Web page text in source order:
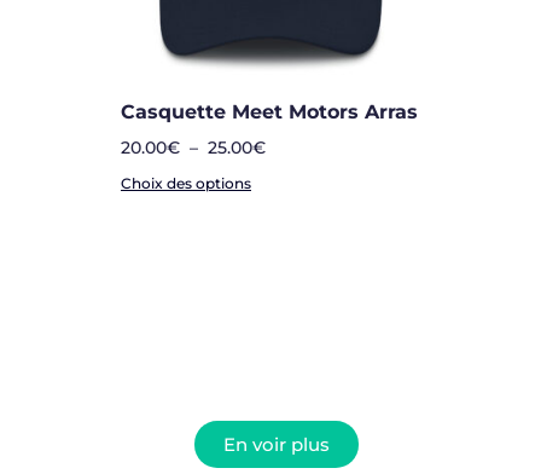
Casquette Meet Motors Arras
20.00€ – 25.00€
Choix des options
En voir plus